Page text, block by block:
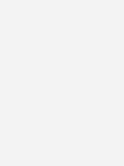
Summe der Einspeiseleistung des
vertraglich vereinbarte
Das resultierende
führt zu einer höheren
Nutzung der
Vorteile zu nennen. Bedenkt man,
zur besseren Auslastung
können, so kann die
von Wind-PV-Hybridanlagen
für die Ausbauziele darstellen.
auf dem Laufenden bleiben?
kostenlosen Newsletter von